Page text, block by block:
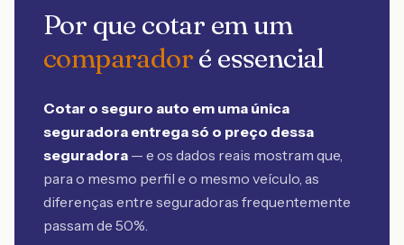
Por que cotar em um
comparadoré essencial
Cotar o seguro auto em uma única
seguradora entrega só o preço dessa
seguradora — e os dados reais mostram que,
para o mesmo perfil e o mesmo veículo, as
diferenças entre seguradoras frequentemente
passam de 50%.